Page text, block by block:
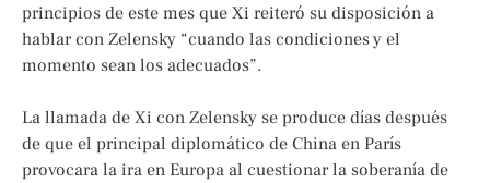
principios de este mes que Xi reiteró su disposición a
hablar con Zelensky “cuando las condiciones y el
momento sean los adecuados”.
La llamada de Xi con Zelensky se produce días después
de que el principal diplomático de China en París
provocara la ira en Europa al cuestionar la soberanía de